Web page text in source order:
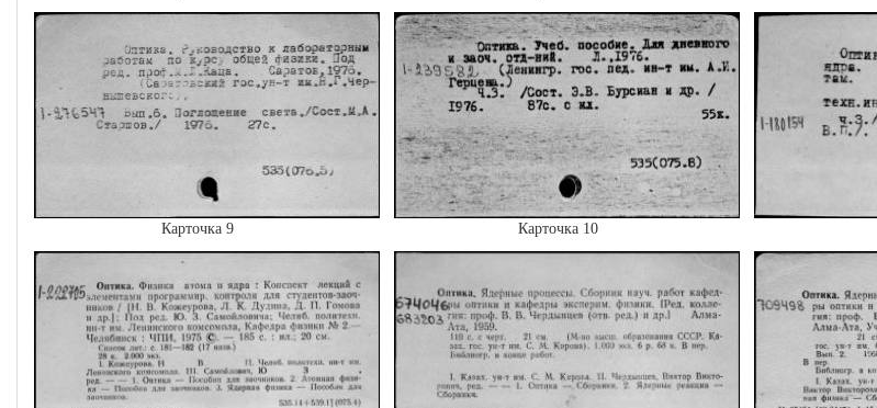
Карточка 9 Карточка 10